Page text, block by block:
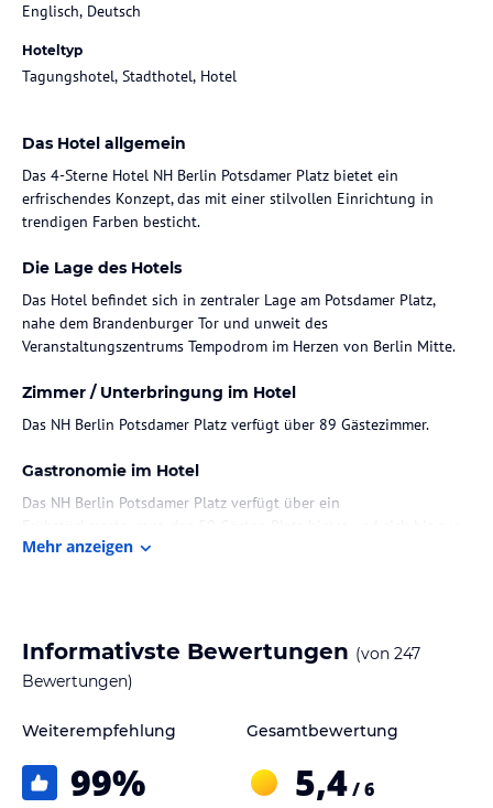
Englisch, Deutsch
Hoteltyp
Tagungshotel, Stadthotel, Hotel
Das Hotel allgemein
Das 4-Sterne Hotel NH Berlin Potsdamer Platz bietet ein
erfrischendes Konzept, das mit einer stilvollen Einrichtung in
trendigen Farben besticht.
Die Lage des Hotels
Das Hotel befindet sich in zentraler Lage am Potsdamer Platz,
nahe dem Brandenburger Tor und unweit des
Veranstaltungszentrums Tempodrom im Herzen von Berlin Mitte.
Zimmer / Unterbringung im Hotel
Das NH Berlin Potsdamer Platz verfügt über 89 Gästezimmer.
Gastronomie im Hotel
Das NH Berlin Potsdamer Platz verfügt über ein
Bar in der Lobby erstreckt.
des Hotels. Zudem ist das Frühstücksbuffet im Übernachtungspreis
inbegriffen.
Hoteliers-/Veranstalter-/Kataloginformationen. Alle Angaben
ohne Gewähr und ohne Prüfung durch HolidayCheck. Bitte
lies vor der Buchung die verbindlichen Angebotsdetails
Mehr anzeigen
Informativste Bewertungen (von 247
Bewertungen)
Weiterempfehlung
99%
Gesamtbewertung
5,4/ 6